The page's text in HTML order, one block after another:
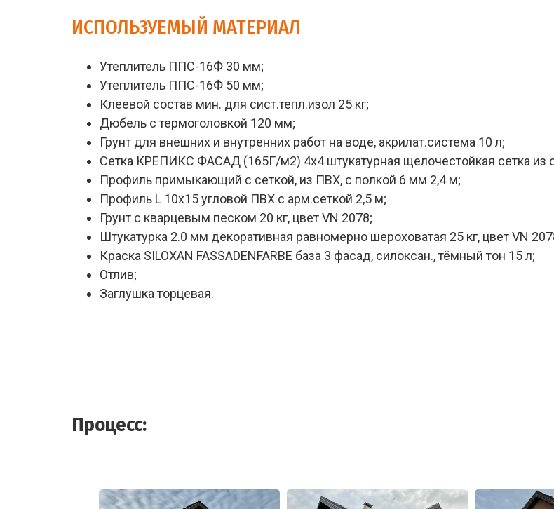
ИСПОЛЬЗУЕМЫЙ МАТЕРИАЛ
Утеплитель ППС-16Ф 30 мм;
Утеплитель ППС-16Ф 50 мм;
Клеевой состав мин. для сист.тепл.изол 25 кг;
Дюбель с термоголовкой 120 мм;
Грунт для внешних и внутренних работ на воде, акрилат.система 10 л;
Сетка КРЕПИКС ФАСАД (165Г/м2) 4х4 штукатурная щелочестойкая сетка из
Профиль примыкающий с сеткой, из ПВХ, с полкой 6 мм 2,4 м;
Профиль L 10х15 угловой ПВХ с арм.сеткой 2,5 м;
Грунт с кварцевым песком 20 кг, цвет VN 2078;
Штукатурка 2.0 мм декоративная равномерно шероховатая 25 кг, цвет VN
Краска SILOXAN FASSADENFARBE база 3 фасад, силоксан., тёмный тон 15 л;
Отлив;
Заглушка торцевая.
Процесс: